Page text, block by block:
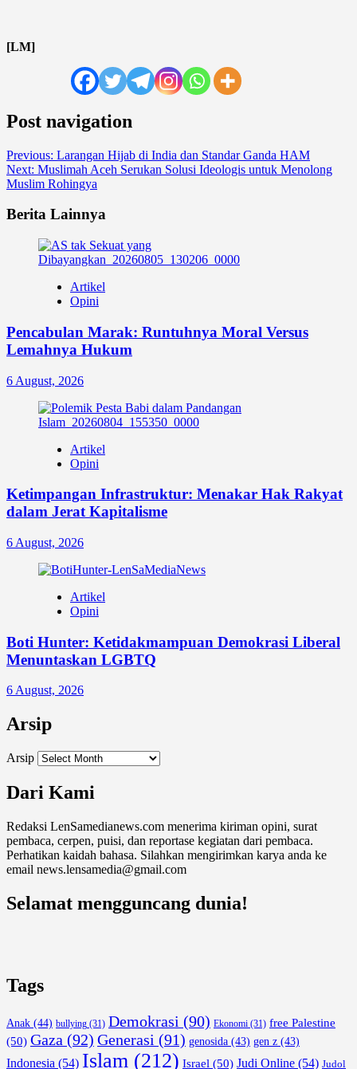
[LM]
Post navigation
Previous: Larangan Hijab di India dan Standar Ganda HAM
Next: Muslimah Aceh Serukan Solusi Ideologis untuk Menolong
Muslim Rohingya
Berita Lainnya
Artikel
Opini
Pencabulan Marak: Runtuhnya Moral Versus
Lemahnya Hukum
6 August, 2026
Artikel
Opini
Ketimpangan Infrastruktur: Menakar Hak Rakyat
dalam Jerat Kapitalisme
6 August, 2026
Artikel
Opini
Boti Hunter: Ketidakmampuan Demokrasi Liberal
Menuntaskan LGBTQ
6 August, 2026
Arsip
Arsip
Dari Kami
Redaksi LenSamedianews.com menerima kiriman opini, surat
pembaca, cerpen, puisi, dan reportase kegiatan dari pembaca.
Perhatikan kaidah bahasa. Silahkan mengirimkan karya anda ke
email news.lensamedia@gmail.com
Selamat mengguncang dunia!
Tags
Anak (44) bullying (31) Demokrasi (90) Ekonomi (31) free Palestine
(50) Gaza (92) Generasi (91) genosida (43) gen z (43)
Indonesia (54) Islam (212) Israel (50) Judi Online (54) Judol